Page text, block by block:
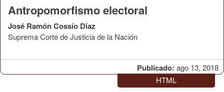
Publicado: ago 13, 2018
Antropomorfismo electoral
José Ramón Cossío Díaz
Suprema Corte de Justicia de la Nación
HTML